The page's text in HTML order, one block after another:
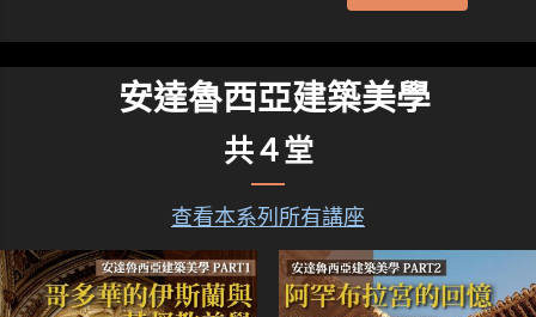
安達魯西亞建築美學
共４堂
查看本系列所有講座